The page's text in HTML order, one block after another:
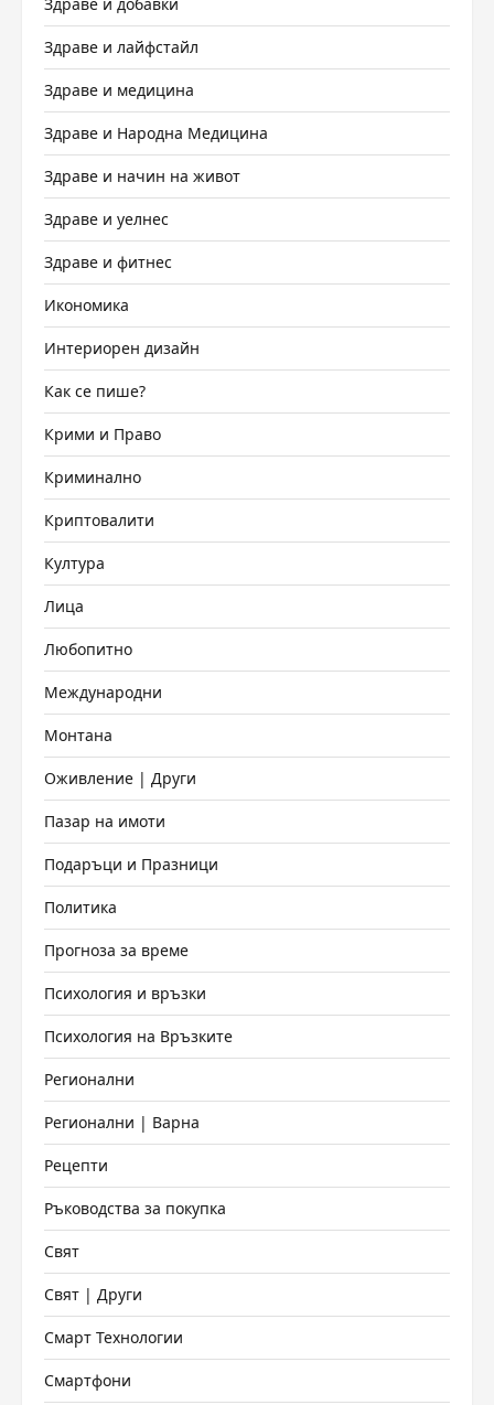
Здраве и лайфстайл
Здраве и медицина
Здраве и Народна Медицина
Здраве и начин на живот
Здраве и уелнес
Здраве и фитнес
Икономика
Интериорен дизайн
Как се пише?
Крими и Право
Криминално
Криптовалити
Култура
Лица
Любопитно
Международни
Монтана
Оживление | Други
Пазар на имоти
Подаръци и Празници
Политика
Прогноза за време
Психология и връзки
Психология на Връзките
Регионални
Регионални | Варна
Рецепти
Ръководства за покупка
Свят
Свят | Други
Смарт Технологии
Смартфони